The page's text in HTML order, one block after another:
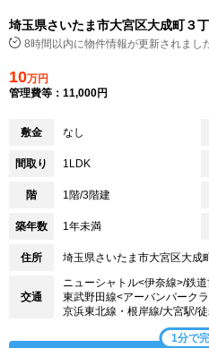
埼玉県さいたま市大宮区大成町３
8時間以内に物件情報が更新されまし
10万円
管理費等：11,000円
敷金 なし
間取り 1LDK
階 1階/3階建
築年数 1年未満
住所 埼玉県さいたま市大宮区大成
交通
ニューシャトル<伊奈線>/鉄
東武野田線<アーバンパーク
京浜東北線・根岸線/大宮駅/
1分で